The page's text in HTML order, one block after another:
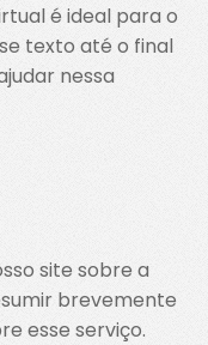
é ideal para o
texto até o final
nessa
site sobre a
brevemente
esse serviço.